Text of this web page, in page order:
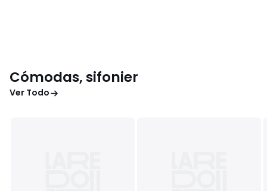
Cómodas, sifonier
Ver Todo